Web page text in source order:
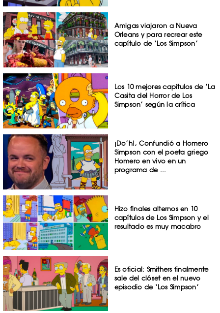
Amigas viajaron a Nueva
Orleans y para recrear este
capítulo de ‘Los Simpson’
Los 10 mejores capítulos de ‘La
Casita del Horror de Los
Simpson’ según la crítica
¡Do’h!, Confundió a Homero
Simpson con el poeta griego
Homero en vivo en un
programa de ...
Hizo finales alternos en 10
capítulos de Los Simpson y el
resultado es muy macabro
Es oficial: Smithers finalmente
sale del clóset en el nuevo
episodio de ‘Los Simpson’